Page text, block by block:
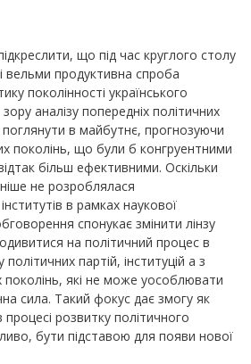
що під час круглого столу
вельми продуктивна спроба
поколінності українського
аналізу попередніх політичних
поглянути в майбутнє, прогнозуючи
поколінь, що були б конгруентними
більш ефективними. Оскільки
не розроблялася
в рамках наукової
спонукає змінити лінзу
на політичний процес в
партій, інституцій а з
поколінь, які не може уособлювати
сила. Такий фокус дає змогу як
розвитку політичного
бути підставою для появи нової